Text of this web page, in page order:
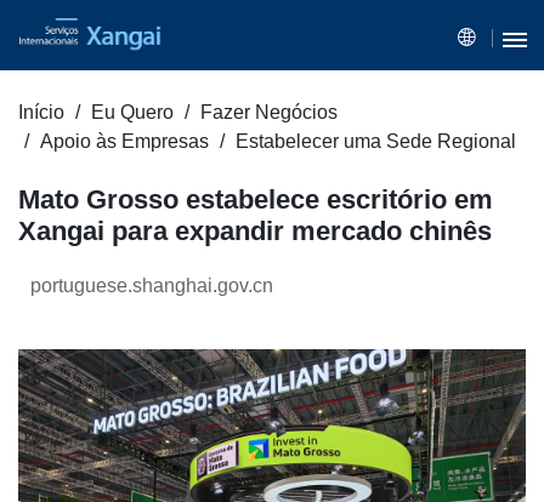
Início Eu Quero
Fazer Negócios
Apoio às Empresas
Estabelecer uma Sede Regional
Mato Grosso estabelece escritório em
Xangai para expandir mercado chinês
portuguese.shanghai.gov.cn